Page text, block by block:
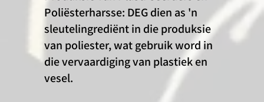
Poliësterharsse: DEG dien as 'n
sleutelingrediënt in die produksie
van poliester, wat gebruik word in
die vervaardiging van plastiek en
vesel.